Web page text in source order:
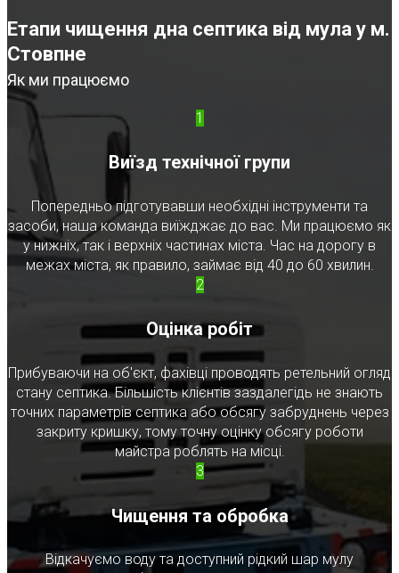
Етапи чищення дна септика від мула у м.
Стовпне
Як ми працюємо
1
Виїзд технічної групи
Попередньо підготувавши необхідні інструменти та
засоби, наша команда виїжджає до вас. Ми працюємо як
у нижніх, так і верхніх частинах міста. Час на дорогу в
межах міста, як правило, займає від 40 до 60 хвилин.
2
Оцінка робіт
Прибуваючи на об'єкт, фахівці проводять ретельний огляд
стану септика. Більшість клієнтів заздалегідь не знають
точних параметрів септика або обсягу забруднень через
закриту кришку, тому точну оцінку обсягу роботи
майстра роблять на місці.
3
Чищення та обробка
Відкачуємо воду та доступний рідкий шар мулу